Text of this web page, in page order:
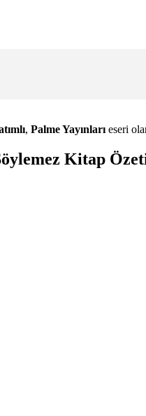
, Palme Yayınları eseri
Kitap